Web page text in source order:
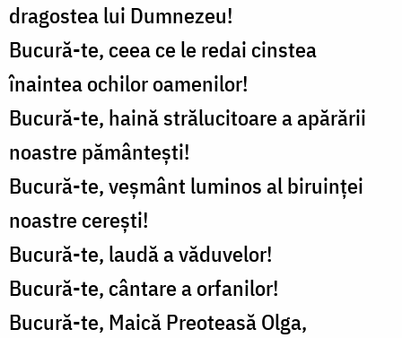
dragostea lui Dumnezeu!
Bucură-te, ceea ce le redai cinstea
înaintea ochilor oamenilor!
Bucură-te, haină strălucitoare a apărării
noastre pământești!
Bucură-te, veșmânt luminos al biruinței
noastre cerești!
Bucură-te, laudă a văduvelor!
Bucură-te, cântare a orfanilor!
Bucură-te, Maică Preoteasă Olga,